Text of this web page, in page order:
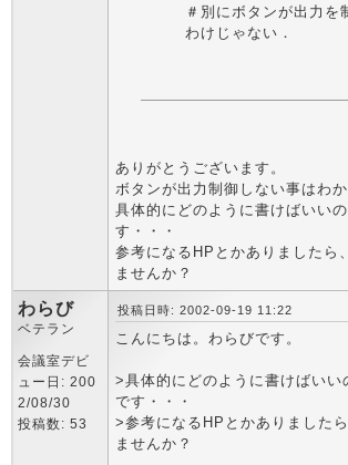
＃別にボタンが出力を
わけじゃない．
ありがとうございます。
ボタンが出力制御しない事はわか
具体的にどのように書けばいい
す・・・
参考になるHPとかありましたら
ませんか？
わらび
ベテラン
会議室デビ
ュー日: 200
2/08/30
投稿数: 53
投稿日時: 2002-09-19 11:22
こんにちは。わらびです。
>具体的にどのように書けばいい
です・・・
>参考になるHPとかありました
ませんか？